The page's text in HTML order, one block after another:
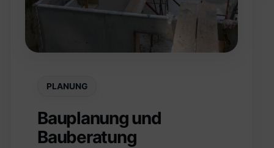
PLANUNG
Bauplanung und
Bauberatung